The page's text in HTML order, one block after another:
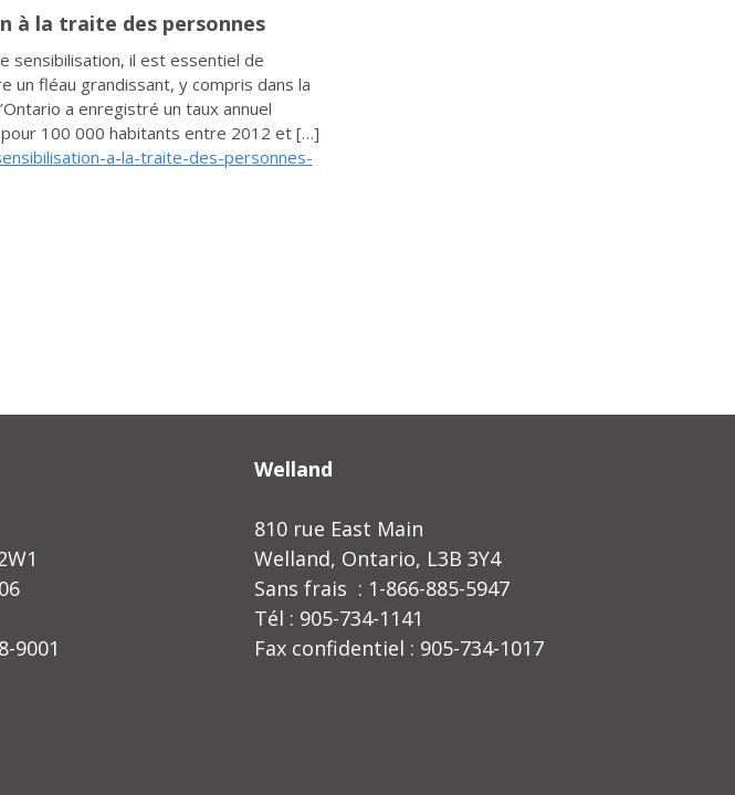
à la traite des personnes
il est essentiel de
fléau grandissant, y compris dans la
a enregistré un taux annuel
100 000 habitants entre 2012 et […]
a-la-traite-des-personnes-
9001
Welland
810 rue East Main
Welland, Ontario, L3B 3Y4
Sans frais : 1-866-885-5947
Tél : 905-734-1141
Fax confidentiel : 905-734-1017